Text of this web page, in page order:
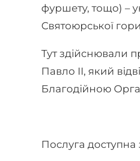
фуршету, тощо) –
Святоюрської
Тут здійснювали
Павло ІІ, який
Благодійною
Послуга доступна